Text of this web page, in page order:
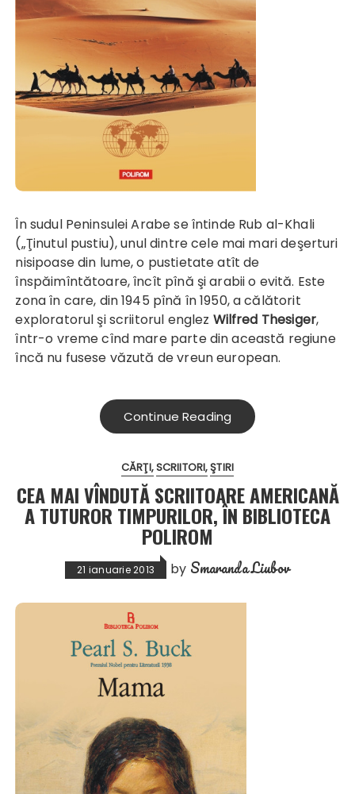
În sudul Peninsulei Arabe se întinde Rub al-Khali
(„Ţinutul pustiu), unul dintre cele mai mari deşerturi
nisipoase din lume, o pustietate atît de
înspăimîntătoare, încît pînă şi arabii o evită. Este
zona în care, din 1945 pînă în 1950, a călătorit
exploratorul şi scriitorul englez Wilfred Thesiger,
într-o vreme cînd mare parte din această regiune
încă nu fusese văzută de vreun european.
Continue Reading
CĂRŢI SCRIITORI ŞTIRI
CEA MAI VÎNDUTĂ SCRIITOARE AMERICANĂ
A TUTUROR TIMPURILOR, ÎN BIBLIOTECA
POLIROM
21 ianuarie 2013 by Smaranda Liubov